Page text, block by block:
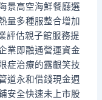
景高空海鮮餐廳選
量多種服整合增加
評估親子館服務提
業即融通營運資金
症治療的露齦笑技
道永和借錢現金週
安全快速未上市股